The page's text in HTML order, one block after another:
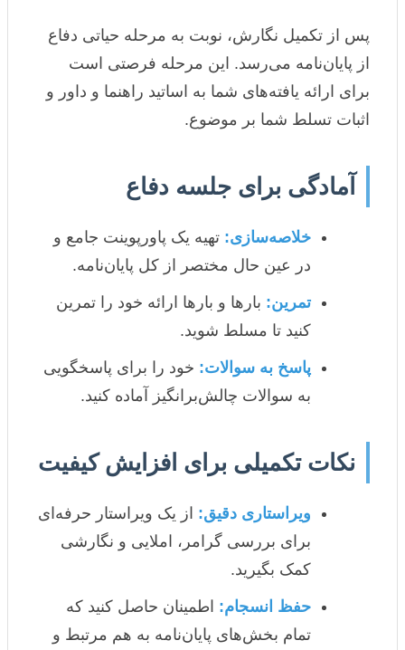
پس از تکمیل نگارش، نوبت به مرحله حیاتی دفاع
از پایان‌نامه می‌رسد. این مرحله فرصتی است
برای ارائه یافته‌های شما به اساتید راهنما و داور و
اثبات تسلط شما بر موضوع.
آمادگی برای جلسه دفاع
خلاصه‌سازی: تهیه یک پاورپوینت جامع و
در عین حال مختصر از کل پایان‌نامه.
تمرین: بارها و بارها ارائه خود را تمرین
کنید تا مسلط شوید.
پاسخ به سوالات: خود را برای پاسخگویی
به سوالات چالش‌برانگیز آماده کنید.
نکات تکمیلی برای افزایش کیفیت
ویراستاری دقیق: از یک ویراستار حرفه‌ای
برای بررسی گرامر، املایی و نگارشی
کمک بگیرید.
حفظ انسجام: اطمینان حاصل کنید که
تمام بخش‌های پایان‌نامه به هم مرتبط و